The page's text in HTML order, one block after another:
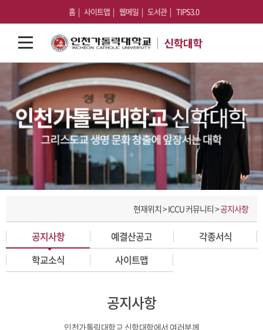
홈 사이트맵 웹메일 도서관 TIPS3.0
현재위치 > ICCU 커뮤니티 >공지사항
공지사항 예결산공고
각종서식
학교소식
사이트맵
공지사항
인천가톨릭대학교 신학대학에서 여러분께